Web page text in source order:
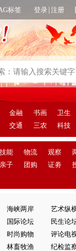
标签 登录 | 注册
金融 书画 卫生
交通 三农 科技
技能 物流 观察
亲子 团购 证劵
海峡两岸 艺术纵
国际论坛 民生论
时尚购物 评论电
林畜牧渔 纪检监